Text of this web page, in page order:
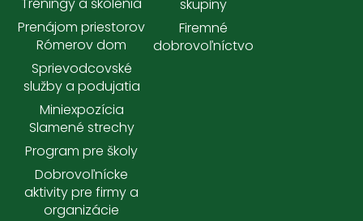
Prenájom priestorov
Rómerov dom
Sprievodcovské
služby a podujatia
Miniexpozícia
Slamené strechy
Program pre školy
Dobrovoľnícke
aktivity pre firmy a
organizácie
skupiny
Firemné
dobrovoľníctvo